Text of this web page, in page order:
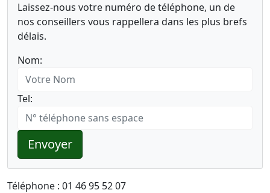
Laissez-nous votre numéro de téléphone, un de
nos conseillers vous rappellera dans les plus brefs
délais.
Nom:
Tel:
Envoyer
Téléphone : 01 46 95 52 07